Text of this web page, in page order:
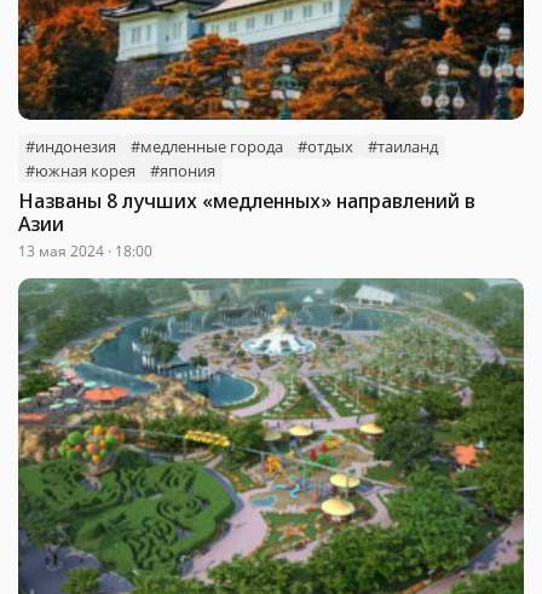
#индонезия #медленные города #отдых
#таиланд
#южная корея
#япония
Названы 8 лучших «медленных» направлений в
Азии
13 мая 2024 · 18:00